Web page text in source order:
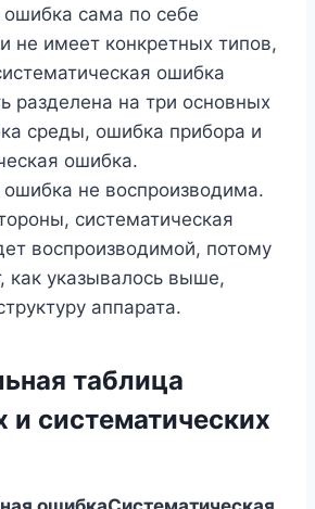
сама по себе
не имеет конкретных типов,
ошибка
разделена на три основных
среды, ошибка прибора и
ошибка.
не воспроизводима.
систематическая
воспроизводимой, потому
как указывалось выше,
аппарата.
таблица
и систематических